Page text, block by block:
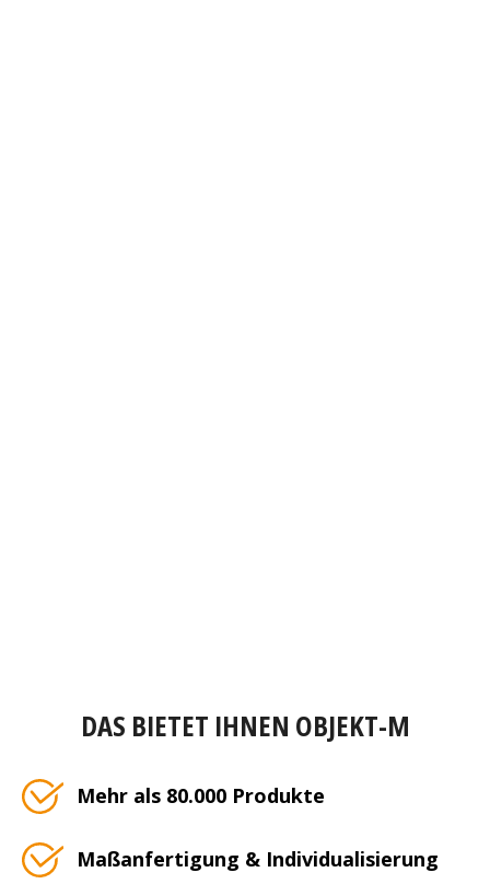
DAS BIETET IHNEN OBJEKT-M
Mehr als 80.000 Produkte
Maßanfertigung & Individualisierung